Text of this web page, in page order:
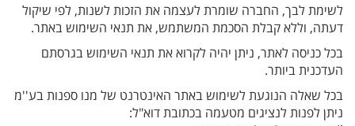
לשימת לבך, החברה שומרת לעצמה את הזכות לשנות, לפי שיקול
דעתה, וללא קבלת הסכמת המשתמש, את תנאי השימוש באתר.
בכל כניסה לאתר, ניתן יהיה לקרוא את תנאי השימוש בגרסתם
העדכנית ביותר.
בכל שאלה הנוגעת לשימוש באתר האינטרנט של מנו ספנות בע''מ
ניתן לפנות לנציגים מטעמה בכתובת דוא"ל: